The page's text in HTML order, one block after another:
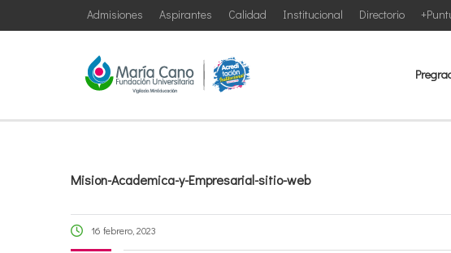
Directorio
Institucional
Calidad
Aspirantes
Admisiones
Mision-Academica-y-Empresarial-sitio-web
16 febrero, 2023